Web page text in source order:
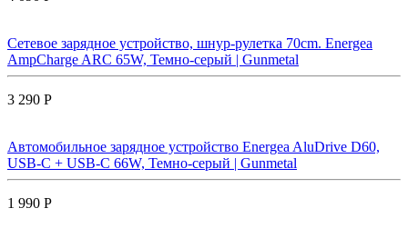
Сетевое зарядное устройство, шнур-рулетка 70cm. Energea
AmpCharge ARC 65W, Темно-серый | Gunmetal
3 290 Р
Автомобильное зарядное устройство Energea AluDrive D60,
USB-C + USB-С 66W, Темно-серый | Gunmetal
1 990 Р